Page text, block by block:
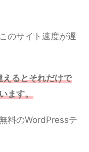
のサイト速度が遅
るとそれだけで
ます。
料のWordPressテ